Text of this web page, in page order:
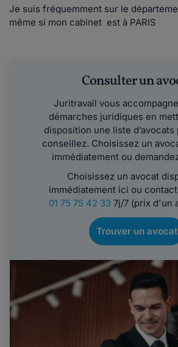
Je suis fréquemment sur le
même si mon cabinet est à PARIS
Consulter un
Juritravail vous
démarches juridiques en
disposition une liste d’avocats
conseillez. Choisissez un
immédiatement ou
Choisissez un avocat
immédiatement ici ou
01 75 75 42 337j/7 (prix d'un
Trouver un avocat